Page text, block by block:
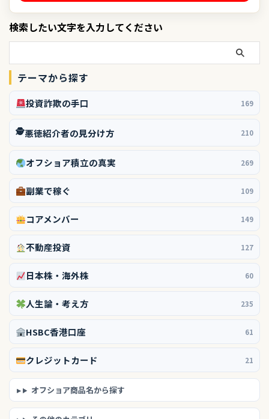
検索したい文字を入力してください
テーマから探す
投資詐欺の手口 169
🕵️悪徳紹介者の見分け方 210
オフショア積立の真実 269
副業で稼ぐ 109
コアメンバー 149
不動産投資 127
日本株・海外株 60
人生論・考え方 235
HSBC香港口座 61
クレジットカード 21
オフショア商品名から探す